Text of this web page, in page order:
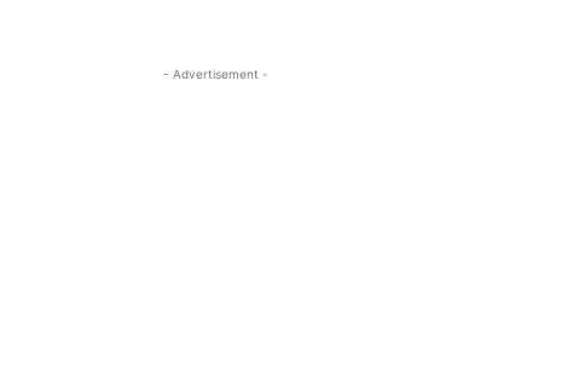
- Advertisement -